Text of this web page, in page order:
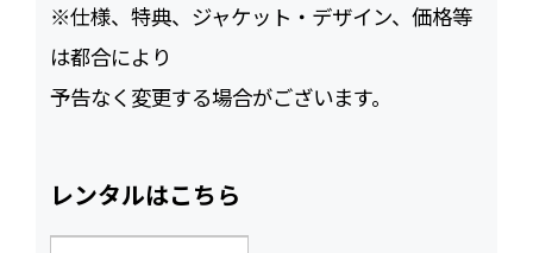
※仕様、特典、ジャケット・デザイン、価格等
は都合により
予告なく変更する場合がございます。
レンタルはこちら